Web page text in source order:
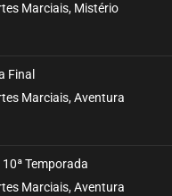
Marciais, Mistério
Final
Marciais, Aventura
Temporada
Marciais, Aventura